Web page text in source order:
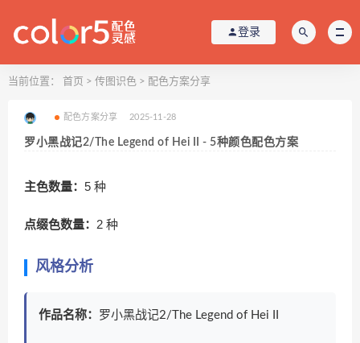
登录
当前位置： 首页 > 传图识色 > 配色方案分享
配色方案分享 2025-11-28
罗小黑战记2/The Legend of Hei II - 5种颜色配色方案
主色数量： 5 种
点缀色数量： 2 种
风格分析
作品名称： 罗小黑战记2/The Legend of Hei II